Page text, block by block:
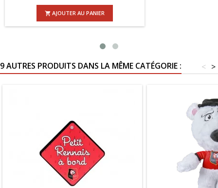
 AJOUTER AU PANIER
9 AUTRES PRODUITS DANS LA MÊME CATÉGORIE : >
<